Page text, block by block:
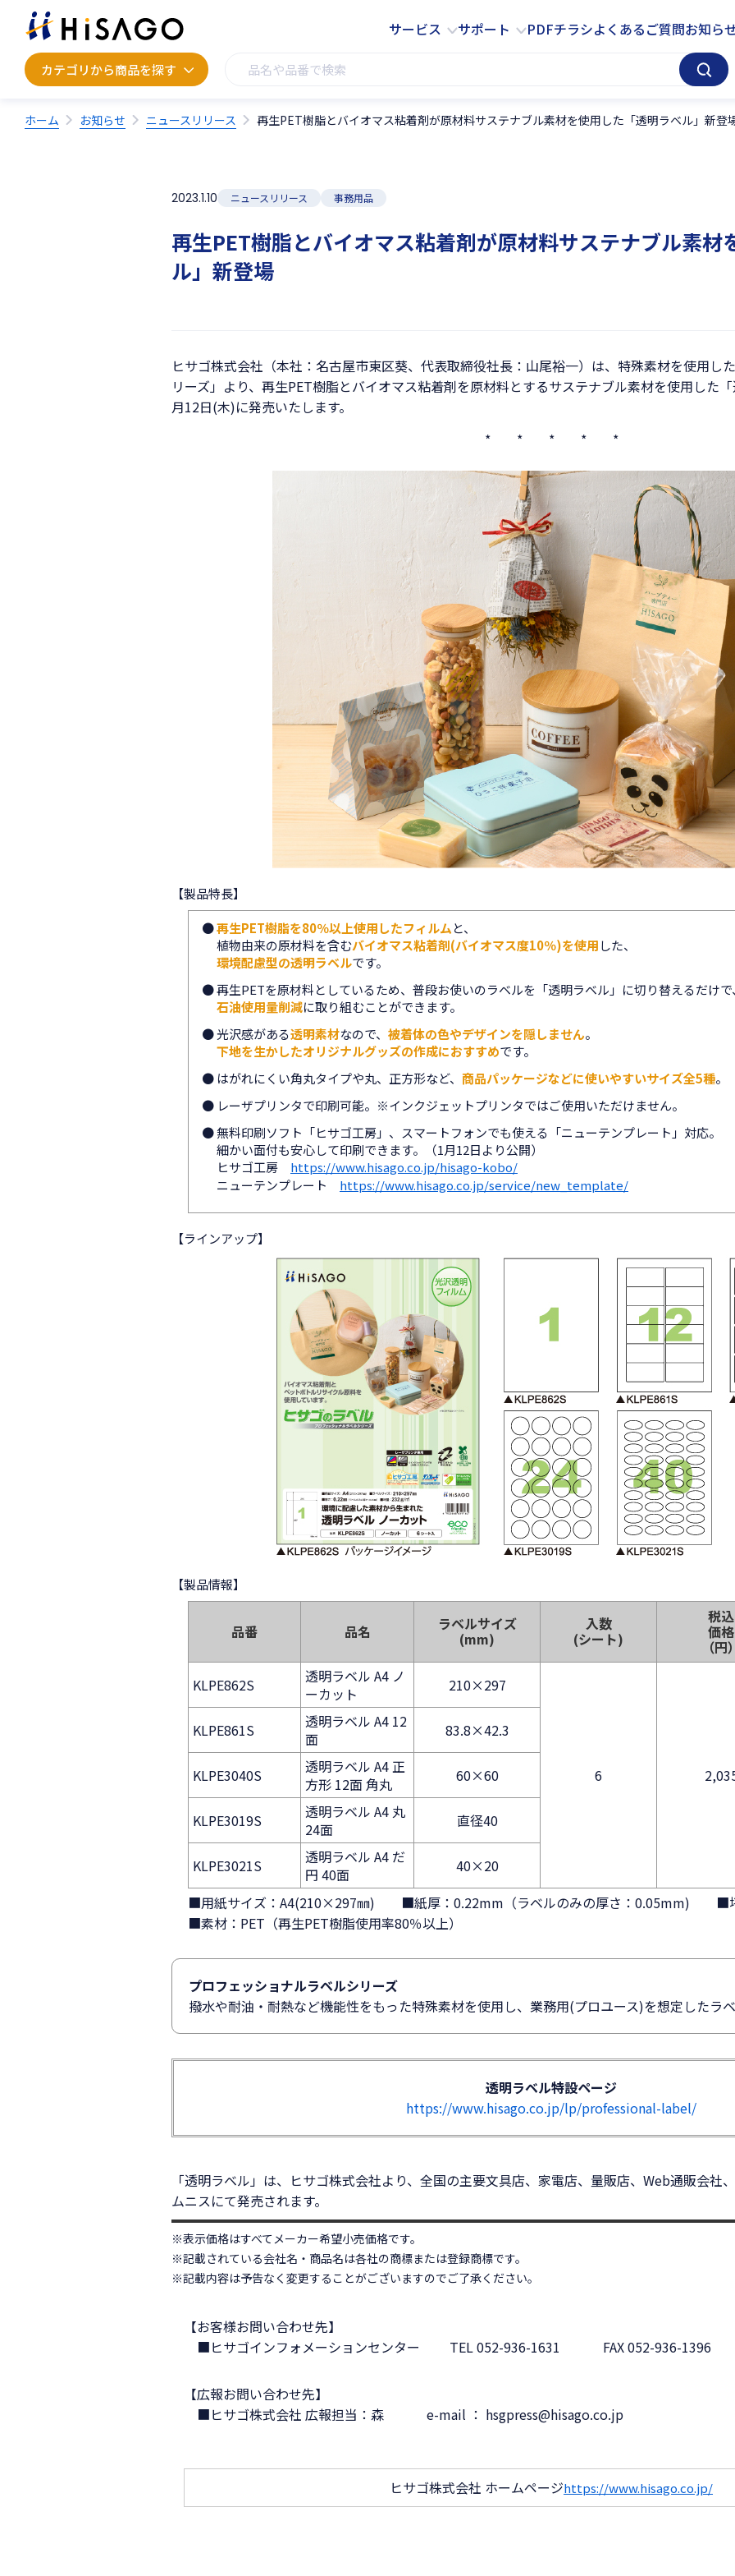
サービス サポート PDFチラシよくあるご質問お知ら
カテゴリから商品を探す
カテゴリから商品を探す サービス サポート
ホーム お知らせ ニュースリリース 再生PET樹脂とバイオマス粘着剤が原材料サステナブル素材を使用した「透明ラベル」新登
2023.1.10 ニュースリリース 事務用品
再生PET樹脂とバイオマス粘着剤が原材料サステナブル素材
ル」新登場
ヒサゴ株式会社（本社：名古屋市東区葵、代表取締役社長：山尾裕一）は、特殊素材を使用し
リーズ」より、再生PET樹脂とバイオマス粘着剤を原材料とするサステナブル素材を使用した
月12日(木)に発売いたします。
* * * * *
【製品特長】
●再生PET樹脂を80％以上使用したフィルムと、
植物由来の原材料を含むバイオマス粘着剤(バイオマス度10％)を使用した、
環境配慮型の透明ラベルです。
● 再生PETを原材料としているため、普段お使いのラベルを「透明ラベル」に切り替えるだけで
石油使用量削減に取り組むことができます。
● 光沢感がある透明素材なので、 被着体の色やデザインを隠しません。
下地を生かしたオリジナルグッズの作成におすすめです。
● はがれにくい角丸タイプや丸、正方形など、 商品パッケージなどに使いやすいサイズ全5種。
● レーザプリンタで印刷可能。※インクジェットプリンタではご使用いただけません。
● 無料印刷ソフト「ヒサゴ工房」、スマートフォンでも使える「ニューテンプレート」対応。
細かい面付も安心して印刷できます。（1月12日より公開）
ヒサゴ工房 https://www.hisago.co.jp/hisago-kobo/
ニューテンプレート https://www.hisago.co.jp/service/new_template/
【ラインアップ】
【製品情報】
品番 品名 ラベルサイズ
(mm)
入数
(シート)
税込
価格
（円
KLPE862S
透明ラベル A4 ノ
ーカット
210×297
6
KLPE861S
透明ラベル A4 12
面
83.8×42.3
KLPE3040S
透明ラベル A4 正
方形 12面 角丸
60×60
KLPE3019S
透明ラベル A4 丸
24面
直径40
KLPE3021S
透明ラベル A4 だ
円 40面
40×20
■用紙サイズ：A4(210×297㎜) ■紙厚：0.22mm（ラベルのみの厚さ：0.05mm) ■
■素材：PET（再生PET樹脂使用率80％以上）
プロフェッショナルラベルシリーズ
撥水や耐油・耐熱など機能性をもった特殊素材を使用し、業務用(プロユース)を想定したラ
透明ラベル特設ページ
https://www.hisago.co.jp/lp/professional-label/
「透明ラベル」は、ヒサゴ株式会社より、全国の主要文具店、家電店、量販店、Web通販会社
ムニスにて発売されます。
※表示価格はすべてメーカー希望小売価格です。
※記載されている会社名・商品名は各社の商標または登録商標です。
※記載内容は予告なく変更することがございますのでご了承ください。
【お客様お問い合わせ先】
■ヒサゴインフォメーションセンター
TEL 052-936-1631 FAX 052-936-1396
【広報お問い合わせ先】
■ヒサゴ株式会社 広報担当：森
e-mail ： hsgpress@hisago.co.jp
ヒサゴ株式会社 ホームページhttps://www.hisago.co.jp/